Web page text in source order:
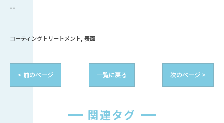
--
コーティングトリートメント 表面
< 前のページ 一覧に戻る 次のページ >
関連タグ